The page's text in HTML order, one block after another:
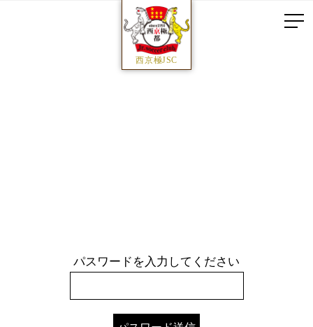
西京極JSC
パスワードを入力してください